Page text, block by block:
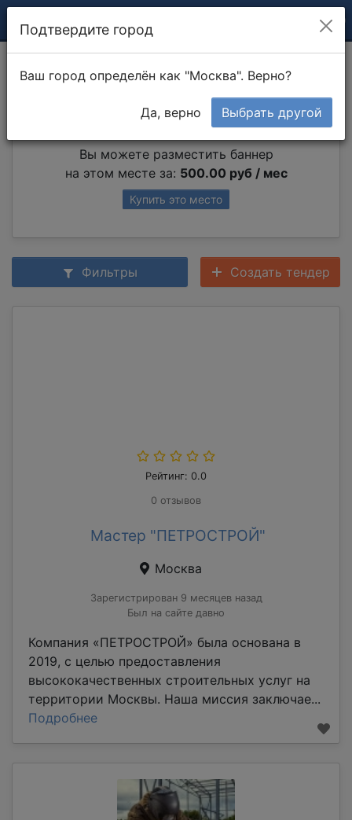
Маркизы и навесы
Вы можете разместить баннер
на этом месте за: 500.00 руб / мес
Купить это место
Фильтры Создать тендер
Рейтинг: 0.0
0 отзывов
Мастер "ПЕТРОСТРОЙ"
Москва
Зарегистрирован 9 месяцев назад
Был на сайте давно
Компания «ПЕТРОСТРОЙ» была основана в
2019, с целью предоставления
высококачественных строительных услуг на
территории Москвы. Наша миссия заключае...
Подробнее
Подтвердите город
Ваш город определён как "Москва". Верно?
Да, верно Выбрать другой